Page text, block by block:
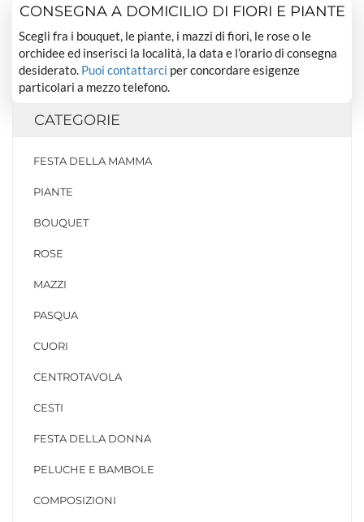
CONSEGNA A DOMICILIO DI FIORI E PIANTE
Scegli fra i bouquet, le piante, i mazzi di fiori, le rose o le
orchidee ed inserisci la località, la data e l’orario di consegna
desiderato. Puoi contattarci per concordare esigenze
particolari a mezzo telefono.
CATEGORIE
FESTA DELLA MAMMA
PIANTE
BOUQUET
ROSE
MAZZI
PASQUA
CUORI
CENTROTAVOLA
CESTI
FESTA DELLA DONNA
PELUCHE E BAMBOLE
COMPOSIZIONI